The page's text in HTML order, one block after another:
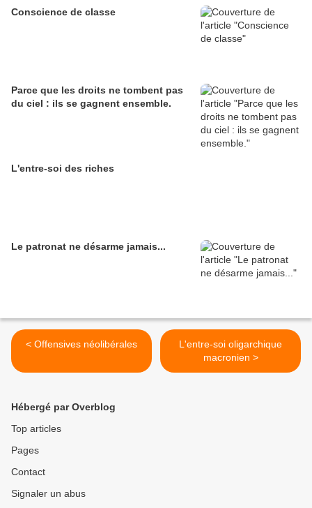
Conscience de classe
Parce que les droits ne tombent pas
du ciel : ils se gagnent ensemble.
L'entre-soi des riches
Le patronat ne désarme jamais...
< Offensives néolibérales
L'entre-soi oligarchique
macronien >
Hébergé par Overblog
Top articles
Pages
Contact
Signaler un abus